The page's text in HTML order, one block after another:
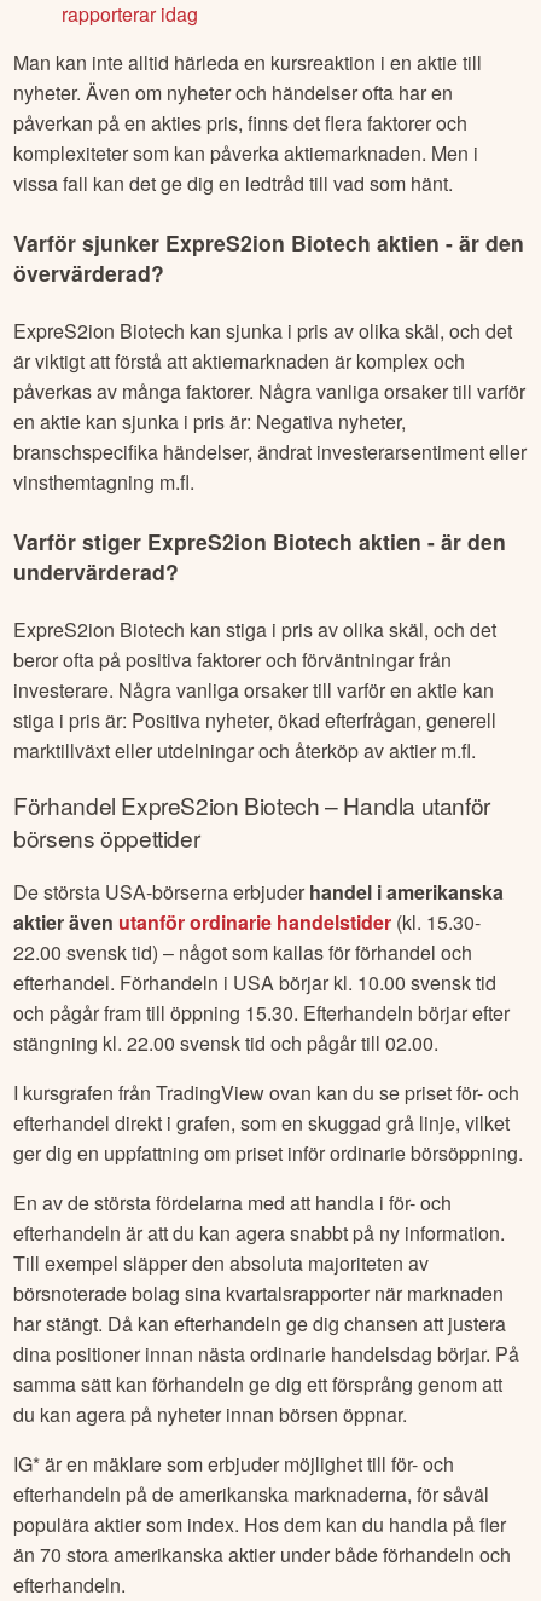
rapporterar idag
Man kan inte alltid härleda en kursreaktion i en aktie till
nyheter. Även om nyheter och händelser ofta har en
påverkan på en akties pris, finns det flera faktorer och
komplexiteter som kan påverka aktiemarknaden. Men i
vissa fall kan det ge dig en ledtråd till vad som hänt.
Varför sjunker ExpreS2ion Biotech aktien - är den
övervärderad?
ExpreS2ion Biotech kan sjunka i pris av olika skäl, och det
är viktigt att förstå att aktiemarknaden är komplex och
påverkas av många faktorer. Några vanliga orsaker till varför
en aktie kan sjunka i pris är: Negativa nyheter,
branschspecifika händelser, ändrat investerarsentiment eller
vinsthemtagning m.fl.
Varför stiger ExpreS2ion Biotech aktien - är den
undervärderad?
ExpreS2ion Biotech kan stiga i pris av olika skäl, och det
beror ofta på positiva faktorer och förväntningar från
investerare. Några vanliga orsaker till varför en aktie kan
stiga i pris är: Positiva nyheter, ökad efterfrågan, generell
marktillväxt eller utdelningar och återköp av aktier m.fl.
Förhandel ExpreS2ion Biotech– Handla utanför
börsens öppettider
De största USA-börserna erbjuder handel i amerikanska
aktier även utanför ordinarie handelstider (kl. 15.30-
22.00 svensk tid) – något som kallas för förhandel och
efterhandel. Förhandeln i USA börjar kl. 10.00 svensk tid
och pågår fram till öppning 15.30. Efterhandeln börjar efter
stängning kl. 22.00 svensk tid och pågår till 02.00.
I kursgrafen från TradingView ovan kan du se priset för- och
efterhandel direkt i grafen, som en skuggad grå linje, vilket
ger dig en uppfattning om priset inför ordinarie börsöppning.
En av de största fördelarna med att handla i för- och
efterhandeln är att du kan agera snabbt på ny information.
Till exempel släpper den absoluta majoriteten av
börsnoterade bolag sina kvartalsrapporter när marknaden
har stängt. Då kan efterhandeln ge dig chansen att justera
dina positioner innan nästa ordinarie handelsdag börjar. På
samma sätt kan förhandeln ge dig ett försprång genom att
du kan agera på nyheter innan börsen öppnar.
IG* är en mäklare som erbjuder möjlighet till för- och
efterhandeln på de amerikanska marknaderna, för såväl
populära aktier som index. Hos dem kan du handla på fler
än 70 stora amerikanska aktier under både förhandeln och
efterhandeln.